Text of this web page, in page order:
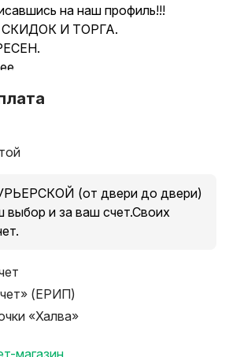
на наш профиль!!!
СКИДОК И ТОРГА.
питание от аккумулятора,
работы
займ" (т. м. Настоящий
и купить по адресу: г.Минск
СМОТРИТЕ ДРУГИЕ НАШИ
после 100% предоплаты +
что на товарах
(от двери до двери)
выбор и за ваш счет.Своих
(ЕРИП)
«Халва»
магазин